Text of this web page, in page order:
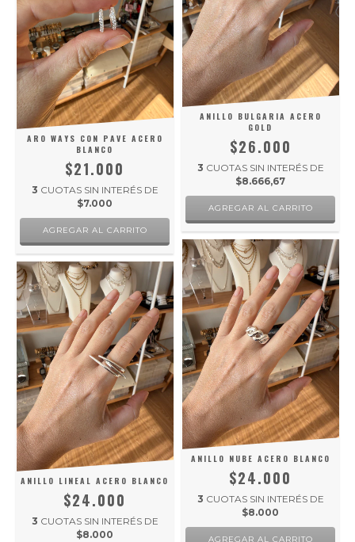
ARO WAYS CON PAVE ACERO
BLANCO
$21.000
3 CUOTAS SIN INTERÉS DE
$7.000
ANILLO BULGARIA ACERO
GOLD
$26.000
3 CUOTAS SIN INTERÉS DE
$8.666,67
ANILLO LINEAL ACERO BLANCO
$24.000
3 CUOTAS SIN INTERÉS DE
$8.000
ANILLO NUBE ACERO BLANCO
$24.000
3 CUOTAS SIN INTERÉS DE
$8.000